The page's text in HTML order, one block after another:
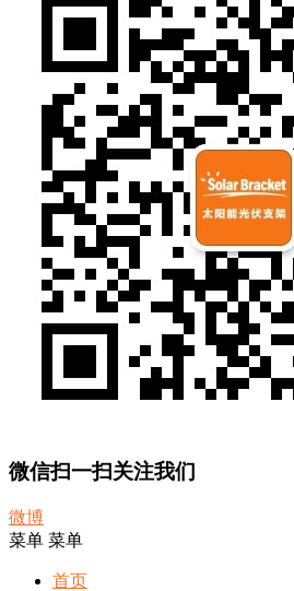
微信扫一扫关注我们
微博
菜单 菜单
首页